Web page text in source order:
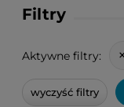
Filtry
Aktywne filtry:
wyczyść filtry